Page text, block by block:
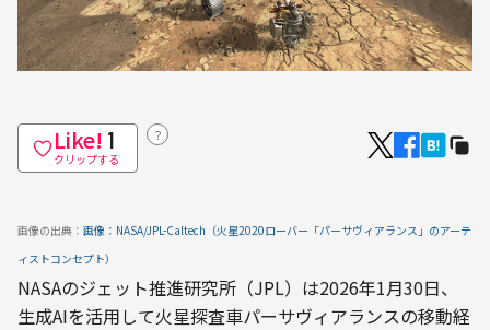
Like! 1
クリップする
？
画像の出典： 画像：NASA/JPL-Caltech（火星2020ローバー「パーサヴィアランス」のアーテ
ィストコンセプト）
NASAのジェット推進研究所（JPL）は2026年1月30日、
生成AIを活用して火星探査車パーサヴィアランスの移動経